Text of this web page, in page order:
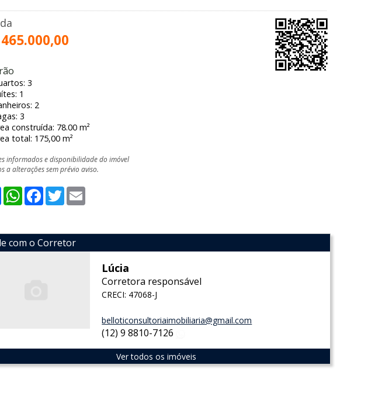
3
1
2
3
construída: 78.00 m²
total: 175,00 m²
informados e disponibilidade do imóvel
a alterações sem prévio aviso.
ShareWhatsApp
Facebook
Twitter
com o Corretor
Lúcia
Corretora responsável
CRECI: 47068-J
belloticonsultoriaimobiliaria@gmail.com
(12) 9 8810-7126
Ver todos os imóveis